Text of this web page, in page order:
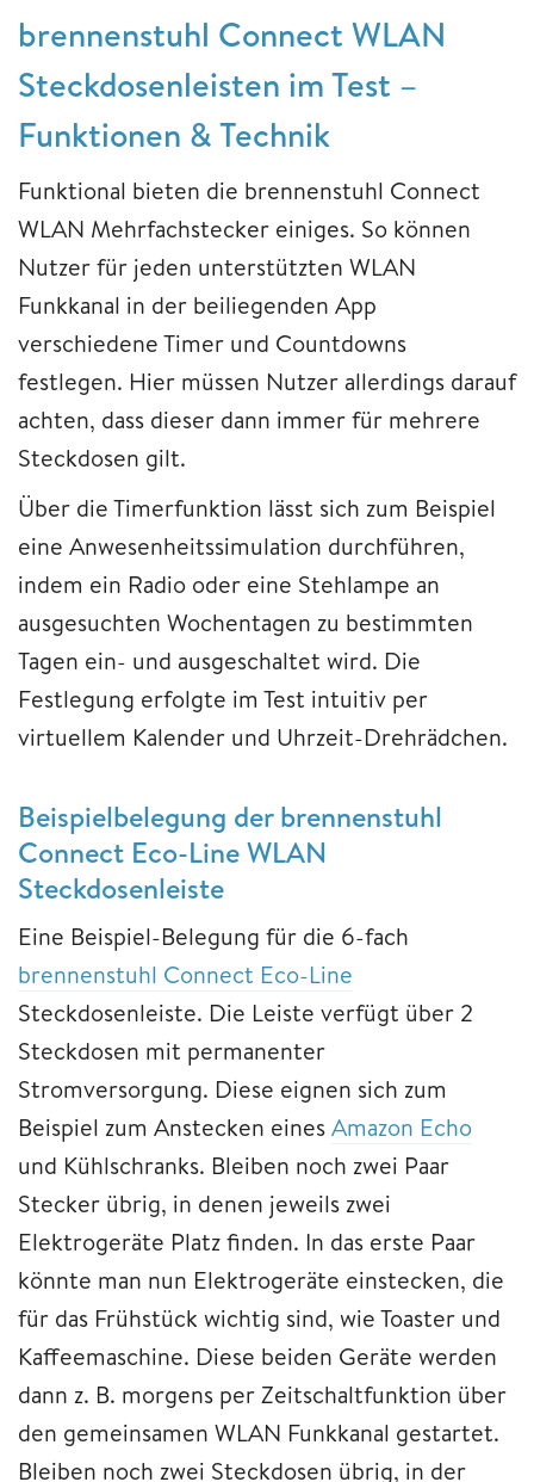
brennenstuhl Connect WLAN
Steckdosenleisten im Test –
Funktionen & Technik
Funktional bieten die brennenstuhl Connect
WLAN Mehrfachstecker einiges. So können
Nutzer für jeden unterstützten WLAN
Funkkanal in der beiliegenden App
verschiedene Timer und Countdowns
festlegen. Hier müssen Nutzer allerdings darauf
achten, dass dieser dann immer für mehrere
Steckdosen gilt.
Über die Timerfunktion lässt sich zum Beispiel
eine Anwesenheitssimulation durchführen,
indem ein Radio oder eine Stehlampe an
ausgesuchten Wochentagen zu bestimmten
Tagen ein- und ausgeschaltet wird. Die
Festlegung erfolgte im Test intuitiv per
virtuellem Kalender und Uhrzeit-Drehrädchen.
Beispielbelegung der brennenstuhl
Connect Eco-Line WLAN
Steckdosenleiste
Eine Beispiel-Belegung für die 6-fach
brennenstuhl Connect Eco-Line
Steckdosenleiste. Die Leiste verfügt über 2
Steckdosen mit permanenter
Stromversorgung. Diese eignen sich zum
Beispiel zum Anstecken einesAmazon Echo
und Kühlschranks. Bleiben noch zwei Paar
Stecker übrig, in denen jeweils zwei
Elektrogeräte Platz finden. In das erste Paar
könnte man nun Elektrogeräte einstecken, die
für das Frühstück wichtig sind, wie Toaster und
Kaffeemaschine. Diese beiden Geräte werden
dann z. B. morgens per Zeitschaltfunktion über
den gemeinsamen WLAN Funkkanal gestartet.
Bleiben noch zwei Steckdosen übrig, in der